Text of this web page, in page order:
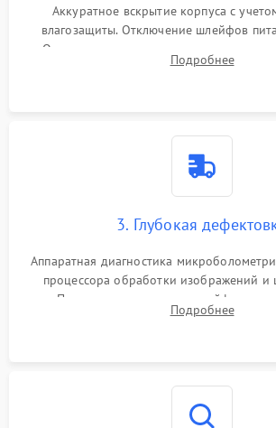
Аккуратное вскрытие корпуса с
влагозащиты. Отключение шлейфов
Очистка внутренних плат от окислов и
обработка германиевого объектива
Подробнее
3. Глубокая
Аппаратная диагностика
процессора обработки изображений и
Проверка целостности шлейфов,
интерфейсов связи. Выявление сгоревших
Подробнее